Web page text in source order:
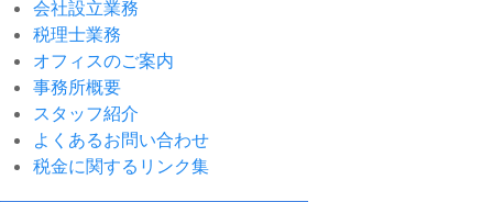
会社設立業務
税理士業務
オフィスのご案内
事務所概要
スタッフ紹介
よくあるお問い合わせ
税金に関するリンク集